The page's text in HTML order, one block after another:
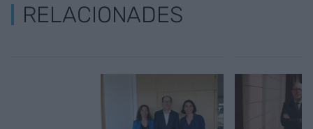
RELACIONADES